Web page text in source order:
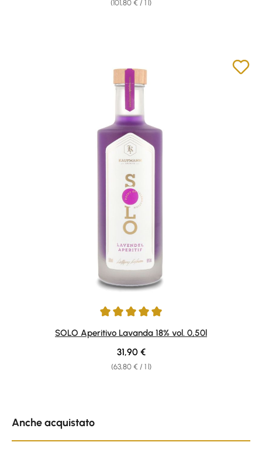
(101,80 € / 1 l)
SOLO Aperitivo Lavanda 18% vol. 0,50l
(63,80 € / 1 l)
Regular price:
31,90 €
Anche acquistato